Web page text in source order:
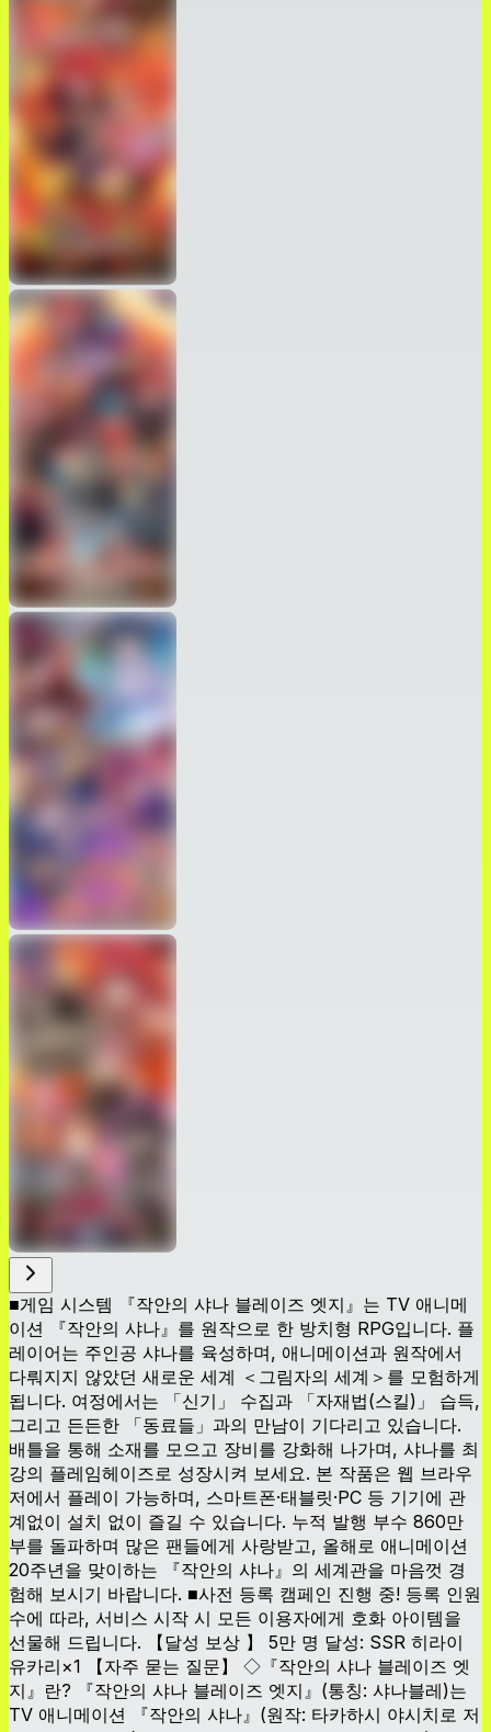
■게임 시스템 『작안의 샤나 블레이즈 엣지』는 TV 애니메
이션 『작안의 샤나』를 원작으로 한 방치형 RPG입니다. 플
레이어는 주인공 샤나를 육성하며, 애니메이션과 원작에서
다뤄지지 않았던 새로운 세계 ＜그림자의 세계＞를 모험하게
됩니다. 여정에서는 「신기」 수집과 「자재법(스킬)」 습득,
그리고 든든한 「동료들」과의 만남이 기다리고 있습니다.
배틀을 통해 소재를 모으고 장비를 강화해 나가며, 샤나를 최
강의 플레임헤이즈로 성장시켜 보세요. 본 작품은 웹 브라우
저에서 플레이 가능하며, 스마트폰·태블릿·PC 등 기기에 관
계없이 설치 없이 즐길 수 있습니다. 누적 발행 부수 860만
부를 돌파하며 많은 팬들에게 사랑받고, 올해로 애니메이션
20주년을 맞이하는 『작안의 샤나』의 세계관을 마음껏 경
험해 보시기 바랍니다. ■사전 등록 캠페인 진행 중! 등록 인원
수에 따라, 서비스 시작 시 모든 이용자에게 호화 아이템을
선물해 드립니다. 【달성 보상 】 5만 명 달성: SSR 히라이
유카리×1 【자주 묻는 질문】 ◇『작안의 샤나 블레이즈 엣
지』란? 『작안의 샤나 블레이즈 엣지』(통칭: 샤나블레)는
TV 애니메이션 『작안의 샤나』(원작: 타카하시 야시치로 저